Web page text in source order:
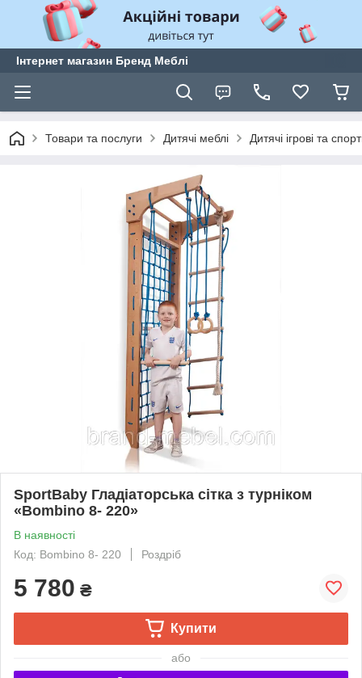
Інтернет магазин Бренд Меблі
Товари та послуги Дитячі меблі Дитячі ігрові та
SportBaby Гладіаторська сітка з турніком
«Bombino 8- 220»
В наявності
Код: Bombino 8- 220
Роздріб
5 780 ₴
Купити
або